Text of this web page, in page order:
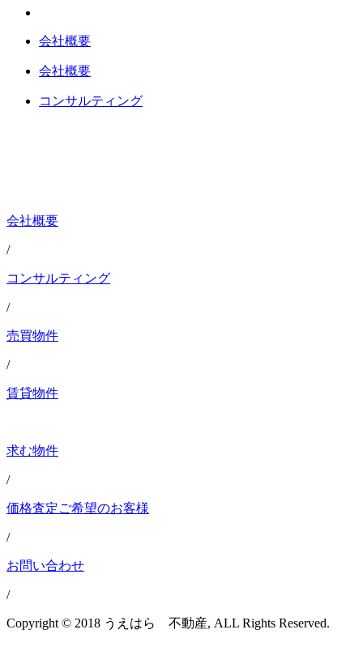
会社概要
会社概要
コンサルティング
会社概要
/
コンサルティング
/
売買物件
/
賃貸物件
求む物件
/
価格査定ご希望のお客様
/
お問い合わせ
/
Copyright © 2018 うえはら 不動産, ALL Rights Reserved.